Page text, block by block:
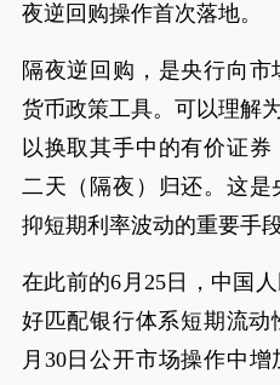
夜逆回购操作首次落地。
隔夜逆回购，是央行向
货币政策工具。可以理解
以换取其手中的有价证
二天（隔夜）归还。这
抑短期利率波动的重要手段
在此前的6月25日，中国
好匹配银行体系短期流动
月30日公开市场操作中